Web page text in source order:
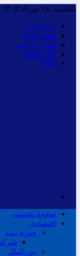
یکشنبه, ۱۸ مرداد ۱۴۰۵ / قبل از ظهر /
درباره ما
تماس با ما
فـال روزانـه
فال حافظ
RSS
صفحه نخست
اقتصادی
حوزه بیمه
بین الملل